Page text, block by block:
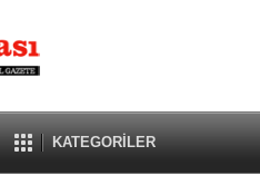
KATEGORİLER